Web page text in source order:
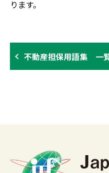
ります。
不動産担保用語集 一